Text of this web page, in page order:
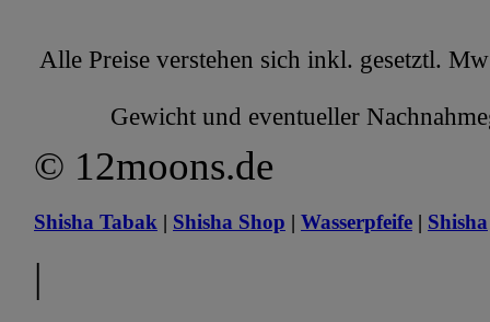
Alle Preise verstehen sich inkl. gesetztl.
Gewicht und eventueller
© 12moons.de
Shisha Tabak | Shisha Shop | Wasserpfeife | Shisha
|